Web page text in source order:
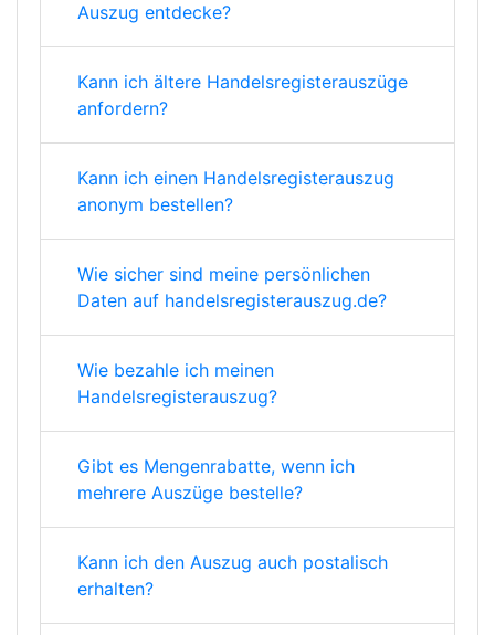
Auszug entdecke?
Kann ich ältere Handelsregisterauszüge
anfordern?
Kann ich einen Handelsregisterauszug
anonym bestellen?
Wie sicher sind meine persönlichen
Daten auf handelsregisterauszug.de?
Wie bezahle ich meinen
Handelsregisterauszug?
Gibt es Mengenrabatte, wenn ich
mehrere Auszüge bestelle?
Kann ich den Auszug auch postalisch
erhalten?